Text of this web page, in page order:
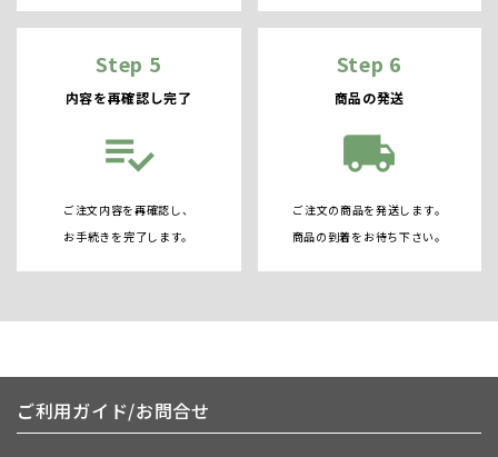
Step 5
内容を再確認し完了
playlist_add_check
ご注文内容を再確認し、
お手続きを完了します。
Step 6
商品の発送
local_shipping
ご注文の商品を発送します。
商品の到着をお待ち下さい。
ご利用ガイド/お問合せ